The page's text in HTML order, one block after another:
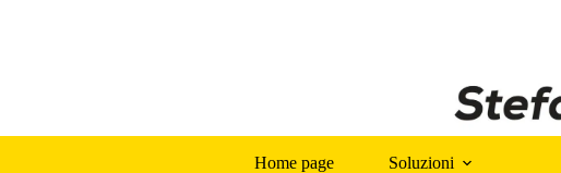
Home page Soluzioni